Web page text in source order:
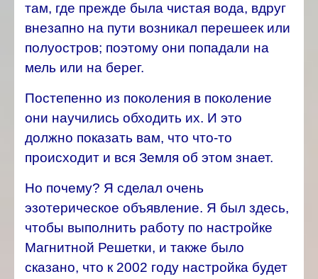
там, где прежде была чистая вода, вдруг
внезапно на пути возникал перешеек или
полуостров; поэтому они попадали на
мель или на берег.
Постепенно из поколения в поколение
они научились обходить их. И это
должно показать вам, что что-то
происходит и вся Земля об этом знает.
Но почему? Я сделал очень
эзотерическое объявление. Я был здесь,
чтобы выполнить работу по настройке
Магнитной Решетки, и также было
сказано, что к 2002 году настройка будет